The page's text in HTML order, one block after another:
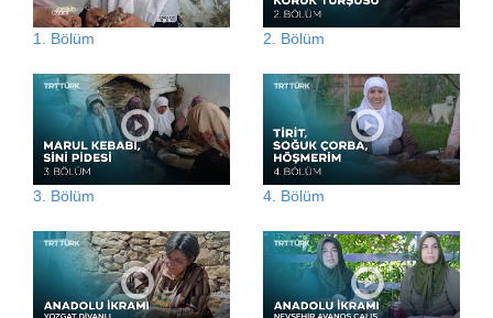
1. Bölüm 2. Bölüm
3. Bölüm 4. Bölüm